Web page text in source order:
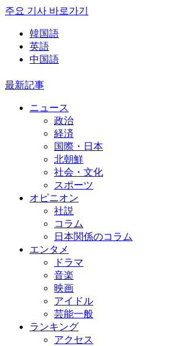
주요 기사 바로가기
韓国語
英語
中国語
最新記事
ニュース
政治
経済
国際・日本
北朝鮮
社会・文化
スポーツ
オピニオン
社説
コラム
日本関係のコラム
エンタメ
ドラマ
音楽
映画
アイドル
芸能一般
ランキング
アクセス